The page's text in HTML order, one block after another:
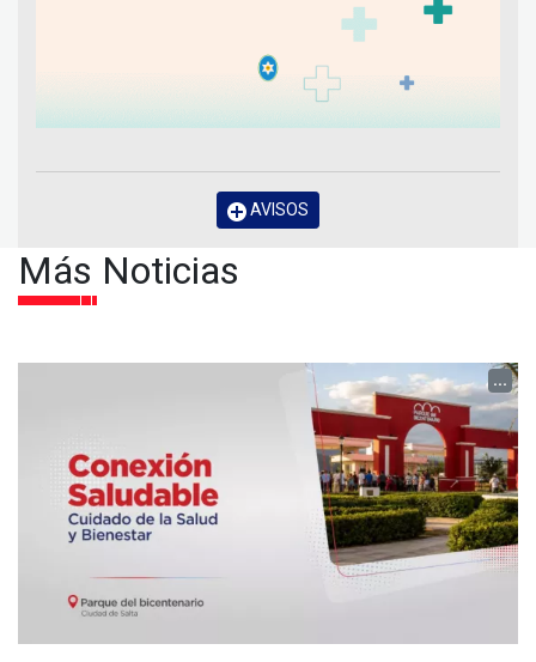
AVISOS
Más Noticias
...